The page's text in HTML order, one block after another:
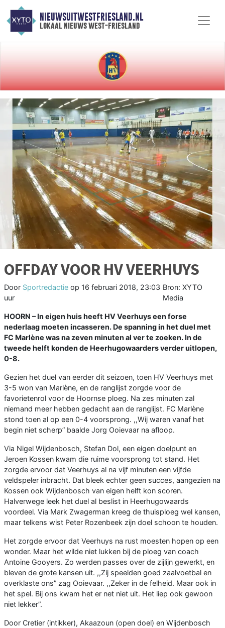
NIEUWSUITWESTFRIESLAND.NL
lokaal nieuws west-friesland
OFFDAY VOOR HV VEERHUYS
Door Sportredactie op 16 februari 2018, 23:03
uur
Bron: XYTO
Media
HOORN – In eigen huis heeft HV Veerhuys een forse
nederlaag moeten incasseren. De spanning in het duel met
FC Marlène was na zeven minuten al ver te zoeken. In de
tweede helft konden de Heerhugowaarders verder uitlopen,
0-8.
Gezien het duel van eerder dit seizoen, toen HV Veerhuys met
3-5 won van Marlène, en de ranglijst zorgde voor de
favorietenrol voor de Hoornse ploeg. Na zes minuten zal
niemand meer hebben gedacht aan de ranglijst. FC Marlène
stond toen al op een 0-4 voorsprong. ,,Wij waren vanaf het
begin niet scherp” baalde Jorg Ooievaar na afloop.
Via Nigel Wijdenbosch, Stefan Dol, een eigen doelpunt en
Jeroen Kossen kwam die ruime voorsprong tot stand. Het
zorgde ervoor dat Veerhuys al na vijf minuten een vijfde
veldspeler inbracht. Dat bleek echter geen succes, aangezien na
Kossen ook Wijdenbosch van eigen helft kon scoren.
Halverwege leek het duel al beslist in Heerhugowaards
voordeel. Via Mark Zwagerman kreeg de thuisploeg wel kansen,
maar telkens wist Peter Rozenbeek zijn doel schoon te houden.
Het zorgde ervoor dat Veerhuys na rust moesten hopen op een
wonder. Maar het wilde niet lukken bij de ploeg van coach
Antoine Gooyers. Zo werden passes over de zijlijn gewerkt, en
bleven de grote kansen uit. ,,Zij speelden goed zaalvoetbal en
overklaste ons” zag Ooievaar. ,,Zeker in de felheid. Maar ook in
het spel. Bij ons kwam het er net niet uit. Het liep ook gewoon
niet lekker”.
Door Cretier (intikker), Akaazoun (open doel) en Wijdenbosch